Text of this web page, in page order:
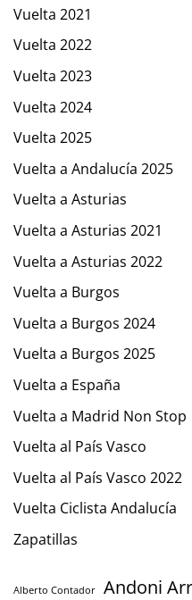
Vuelta 2021
Vuelta 2022
Vuelta 2023
Vuelta 2024
Vuelta 2025
Vuelta a Andalucía 2025
Vuelta a Asturias
Vuelta a Asturias 2021
Vuelta a Asturias 2022
Vuelta a Burgos
Vuelta a Burgos 2024
Vuelta a Burgos 2025
Vuelta a España
Vuelta a Madrid Non Stop
Vuelta al País Vasco
Vuelta al País Vasco 2022
Vuelta Ciclista Andalucía
Zapatillas
Alberto Contador Andoni